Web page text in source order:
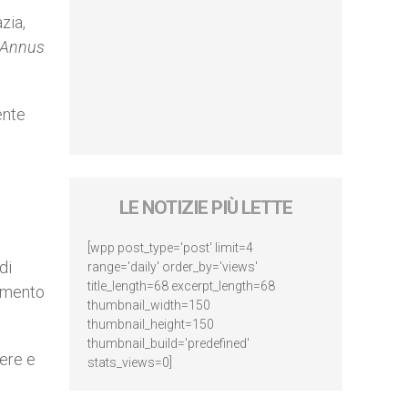
e
LE NOTIZIE PIÙ LETTE
[wpp post_type='post' limit=4
range='daily' order_by='views'
title_length=68 excerpt_length=68
thumbnail_width=150
thumbnail_height=150
thumbnail_build='predefined'
stats_views=0]